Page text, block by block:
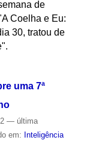
de
Coelha e Eu:
30, tratou de
uma 7ª
— última
em: Inteligência